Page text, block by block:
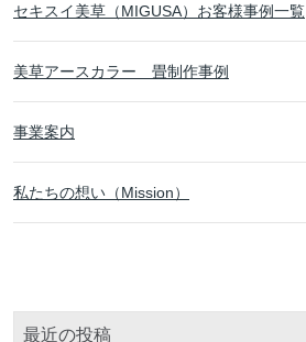
セキスイ美草（MIGUSA）お客様事例一覧
美草アースカラー 畳制作事例
事業案内
私たちの想い（Mission）
最近の投稿